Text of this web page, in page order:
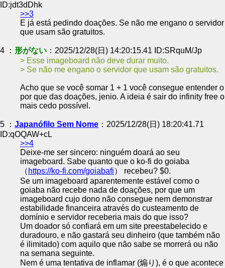
ID:jdt3dDhk
>>3
E já está pedindo doações. Se não me engano o servidor
que usam são gratuitos.
4 ： 形がない ：2025/12/28(日) 14:20:15.41 ID:SRquM/Jp
Esse imageboard não deve durar muito.
Se não me engano o servidor que usam são gratuitos.
Acho que se você somar 1 + 1 você consegue entender o
por que das doações, jenio. A ideia é sair do infinity free o
mais cedo possível.
5 ： Japanófilo Sem Nome ：2025/12/28(日) 18:20:41.71
ID:qOQAW+cL
>>4
Deixe-me ser sincero: ninguém doará ao seu
imageboard. Sabe quanto que o ko-fi do goiaba
（ https://ko-fi.com/goiabafi） recebeu? $0.
Se um imageboard aparentemente estável como o
goiaba não recebe nada de doações, por que um
imageboard cujo dono não consegue nem demonstrar
estabilidade financeira através do custeamento de
domínio e servidor receberia mais do que isso?
Um doador só confiará em um site preestabelecido e
duradouro, e não gastará seu dinheiro (que também não
é ilimitado) com aquilo que não sabe se morrerá ou não
na semana seguinte.
Nem é uma tentativa de inflamar (煽り), é o que acontece